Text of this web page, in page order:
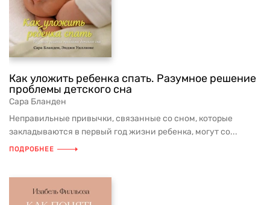
Как уложить ребенка спать. Разумное решение
проблемы детского сна
Сара Бланден
Неправильные привычки, связанные со сном, которые
закладываются в первый год жизни ребенка, могут со...
ПОДРОБНЕЕ